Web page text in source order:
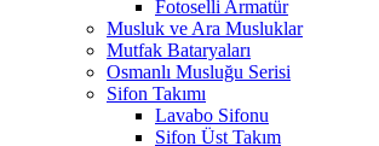
Fotoselli Armatür
Musluk ve Ara Musluklar
Mutfak Bataryaları
Osmanlı Musluğu Serisi
Sifon Takımı
Lavabo Sifonu
Sifon Üst Takım